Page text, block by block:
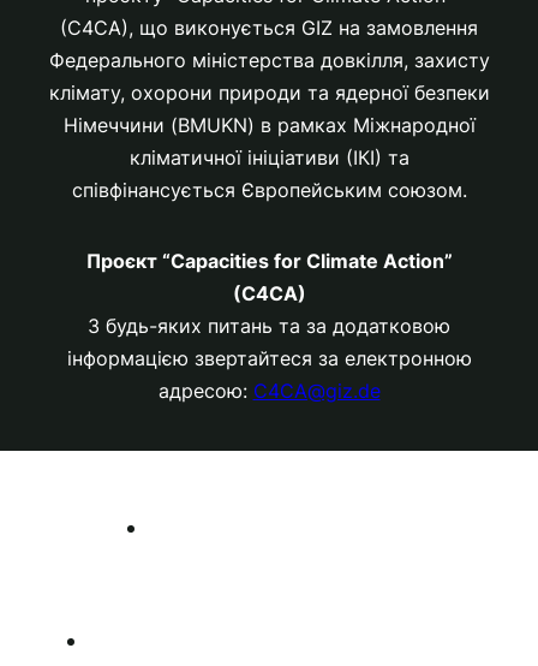
(C4CA), що виконується GIZ на замовлення
Федерального міністерства довкілля, захисту
клімату, охорони природи та ядерної безпеки
Німеччини (BMUKN) в рамках Міжнародної
кліматичної ініціативи (ІКІ) та
співфінансується Європейським союзом.
Проєкт “Capacities for Climate Action”
(C4CA)
З будь-яких питань та за додатковою
інформацією звертайтеся за електронною
адресою: C4CA@giz.de